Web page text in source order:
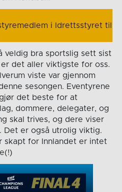
i Idrettsstyret til
veldig bra sportslig sett sist
det aller viktigste for oss.
viste var gjennom
sesongen. Eventyrene
det beste for at
dommere, delegater, og
skal trives, og dere viser
Det er også utrolig viktig.
skapt for Innlandet er intet